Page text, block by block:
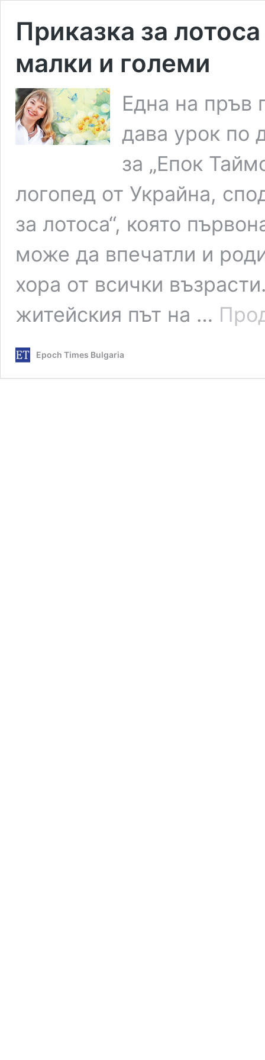
Приказка за
малки и големи
Една на пръв
дава урок по
за „Епок
логопед от Украйна,
за лотоса“, която
може да впечатли и
хора от всички
житейския път на …
Epoch Times Bulgaria